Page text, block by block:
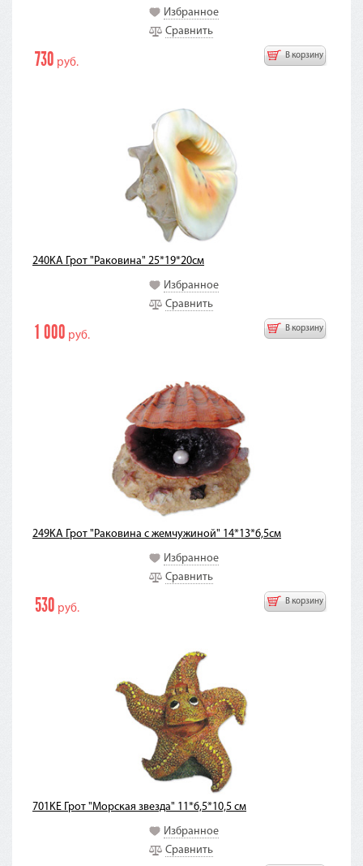
Избранное
Сравнить
В корзину
730 руб.
240KA Грот "Раковина" 25*19*20см
Избранное
Сравнить
В корзину
1 000 руб.
249KA Грот "Раковина с жемчужиной" 14*13*6,5см
Избранное
Сравнить
В корзину
530 руб.
701KE Грот "Морская звезда" 11*6,5*10,5 см
Избранное
Сравнить